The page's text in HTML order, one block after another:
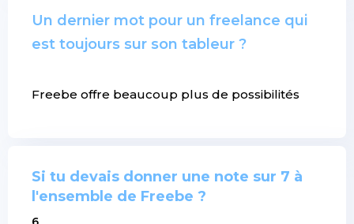
Un dernier mot pour un freelance qui
est toujours sur son tableur ?
Freebe offre beaucoup plus de possibilités
Si tu devais donner une note sur 7 à
l'ensemble de Freebe ?